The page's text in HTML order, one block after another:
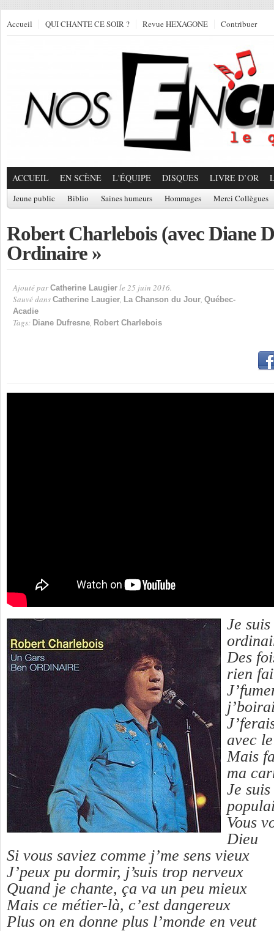
Accueil QUI CHANTE CE SOIR ? Revue HEXAGONE Contribuer
ACCUEIL EN SCÈNE L'ÉQUIPE DISQUES LIVRE D’OR
Jeune public Biblio Saines humeurs Hommages Merci Collègues
Robert Charlebois (avec Diane
Ordinaire »
Ajouté par Catherine Laugier le 25 juin 2016.
Sauvé dans Catherine Laugier, La Chanson du Jour, Québec-
Acadie
Tags: Diane Dufresne, Robert Charlebois
Je
Des
rien
avec
Mais
ma
Je
Vous
Dieu
Si vous saviez comme j’me sens vieux
J’peux pu dormir, j’suis trop nerveux
Quand je chante, ça va un peu mieux
Mais ce métier-là, c’est dangereux
Plus on en donne plus l’monde en veut